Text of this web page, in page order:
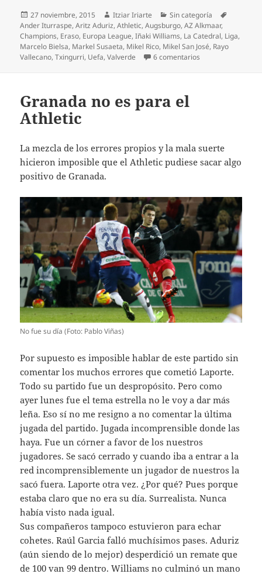
Publicado
el
27 noviembre, 2015 Autor
Itziar Iriarte Categorías
Sin categoría
Ander Iturraspe,Aritz Aduriz,Athletic,Augsburgo,AZ Alkmaar,
Champions, Eraso, Europa League,Iñaki Williams, La Catedral, Liga,
Marcelo Bielsa, Markel Susaeta, Mikel Rico, Mikel San José, Rayo
Vallecano,Txingurri, Uefa,Valverde 6 comentarios
Granada no es para el
Athletic
La mezcla de los errores propios y la mala suerte
hicieron imposible que el Athletic pudiese sacar algo
positivo de Granada.
No fue su día (Foto: Pablo Viñas)
Por supuesto es imposible hablar de este partido sin
comentar los muchos errores que cometió Laporte.
Todo su partido fue un despropósito. Pero como
ayer lunes fue el tema estrella no le voy a dar más
leña. Eso sí no me resigno a no comentar la última
jugada del partido. Jugada incomprensible donde las
haya. Fue un córner a favor de los nuestros
jugadores. Se sacó cerrado y cuando iba a entrar a la
red incomprensiblemente un jugador de nuestros la
sacó fuera. Laporte otra vez. ¿Por qué? Pues porque
estaba claro que no era su día. Surrealista. Nunca
había visto nada igual.
Sus compañeros tampoco estuvieron para echar
cohetes. Raúl Garcia falló muchísimos pases. Aduriz
(aún siendo de lo mejor) desperdició un remate que
de 100 van 99 dentro. Williams no culminó un mano